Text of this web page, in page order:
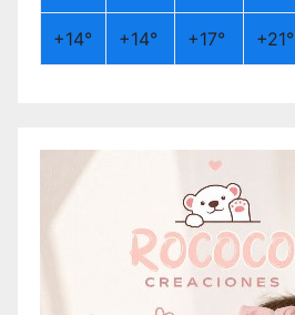
+14° +14° +17° +21°